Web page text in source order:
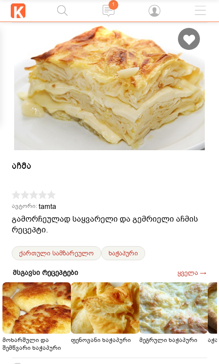
1
აჩმა
ავტორი:tamta
გამორჩეულად საყვარელი და გემრიელი აჩმის
რეცეპტი.
ქართული სამზარეულო ხაჭაპური
მსგავსი რეცეპტები ყველა →
მოხარშული და
შემწვარი ხაჭაპური
ფენოვანი ხაჭაპური მეგრული ხაჭაპური